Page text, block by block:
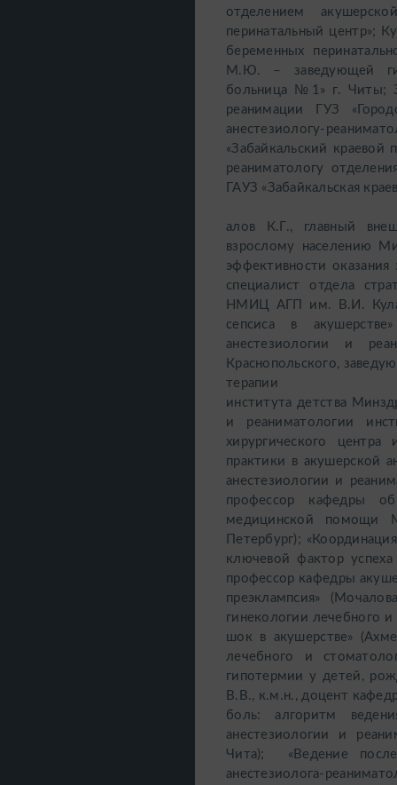
отделением
перинатальный центр»;
беременных
М.Ю. – заведующей
больница №1» г. Читы;
реанимации ГУЗ
анестезиологу-
«Забайкальский
реаниматологу
ГАУЗ «Забайкальская
алов К.Г., главный
взрослому населению
эффективности
специалист отдела
НМИЦ АГП им. В.И.
сепсиса в
анестезиологии и
Краснопольского,
терапии
института детства
и реаниматологии
хирургического
практики в акушерской
анестезиологии и
профессор кафедры
медицинской помощи
Петербург);
ключевой фактор
профессор кафедры
преэклампсия»
гинекологии лечебного
шок в акушерстве»
лечебного и
гипотермии у детей,
В.В., к.м.н., доцент
боль: алгоритм
анестезиологии и
Чита); «Ведение
анестезиолога-